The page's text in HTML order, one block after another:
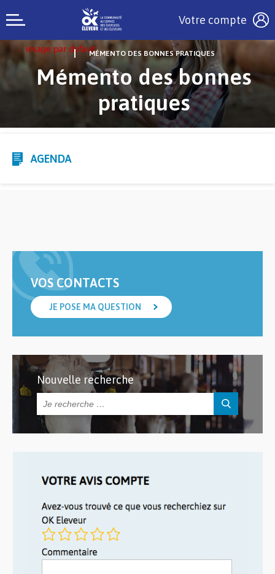
Votre compte
MÉMENTO DES BONNES PRATIQUES
Mémento des bonnes
pratiques
AGENDA
VOS CONTACTS
JE POSE MA QUESTION
Nouvelle recherche